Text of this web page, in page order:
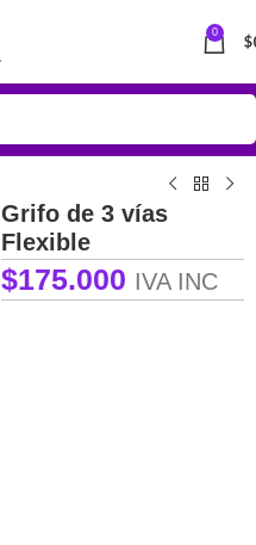
0 $
Grifo de 3 vías
Flexible
$175.000 IVA INC